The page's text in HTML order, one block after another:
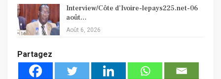
Interview/Côte d’Ivoire-lepays225.net-06
août…
Août 6, 2026
Partagez